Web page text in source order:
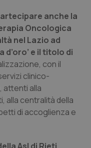
anche la
Oncologica
nel Lazio ad
d’oro’ e il titolo di
con il
clinico-
attenti alla
alla centralità della
di accoglienza e